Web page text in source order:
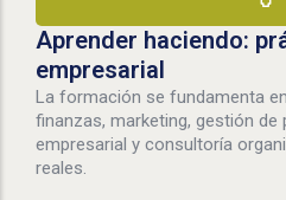
Aprender haciendo:
empresarial
La formación se fundamenta
finanzas, marketing, gestión
empresarial y consultoría
reales.